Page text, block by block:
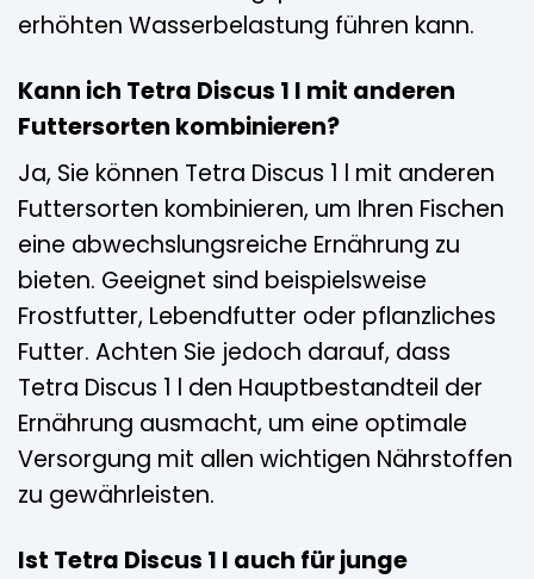
erhöhten Wasserbelastung führen kann.
Kann ich Tetra Discus 1 l mit anderen
Futtersorten kombinieren?
Ja, Sie können Tetra Discus 1 l mit anderen
Futtersorten kombinieren, um Ihren Fischen
eine abwechslungsreiche Ernährung zu
bieten. Geeignet sind beispielsweise
Frostfutter, Lebendfutter oder pflanzliches
Futter. Achten Sie jedoch darauf, dass
Tetra Discus 1 l den Hauptbestandteil der
Ernährung ausmacht, um eine optimale
Versorgung mit allen wichtigen Nährstoffen
zu gewährleisten.
Ist Tetra Discus 1 l auch für junge